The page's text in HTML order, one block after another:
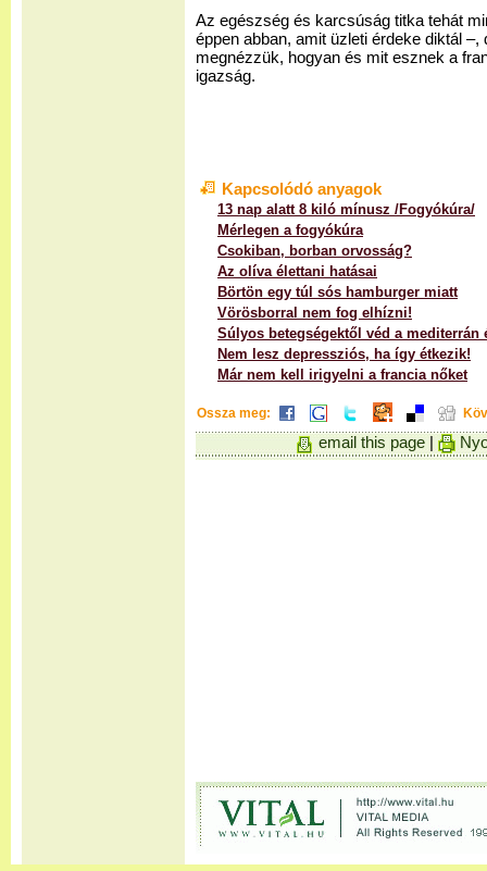
Az egészség és karcsúság titka tehát
éppen abban, amit üzleti érdeke diktál –,
megnézzük, hogyan és mit esznek a
igazság.
Kapcsolódó anyagok
13 nap alatt 8 kiló mínusz /Fogyókúra/
Mérlegen a fogyókúra
Csokiban, borban orvosság?
Az olíva élettani hatásai
Börtön egy túl sós hamburger miatt
Vörösborral nem fog elhízni!
Súlyos betegségektől véd a mediterrán
Nem lesz depressziós, ha így étkezik!
Már nem kell irigyelni a francia nőket
Ossza meg:
email this page